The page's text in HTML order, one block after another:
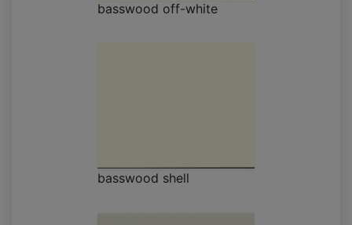
basswood off-white
basswood shell